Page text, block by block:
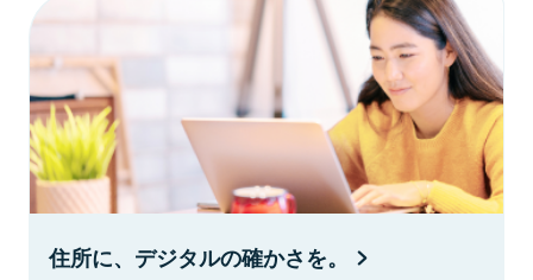
住所に、デジタルの確かさを。